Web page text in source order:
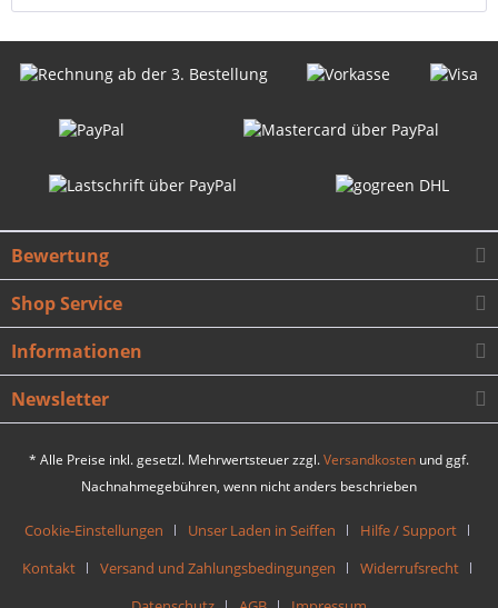
Bewertung
Shop Service
Informationen
Newsletter
* Alle Preise inkl. gesetzl. Mehrwertsteuer zzgl.Versandkosten und ggf.
Nachnahmegebühren, wenn nicht anders beschrieben
Cookie-Einstellungen Unser Laden in Seiffen
Hilfe / Support
Kontakt
Versand und Zahlungsbedingungen
Widerrufsrecht